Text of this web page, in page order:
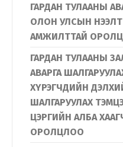
ГАРДАН ТУЛААНЫ
ОЛОН УЛСЫН
АМЖИЛТТАЙ
ГАРДАН ТУЛААНЫ
АВАРГА
ХҮРЭГЧДИЙН
ШАЛГАРУУЛАХ
ЦЭРГИЙН АЛБА
ОРОЛЦЛОО